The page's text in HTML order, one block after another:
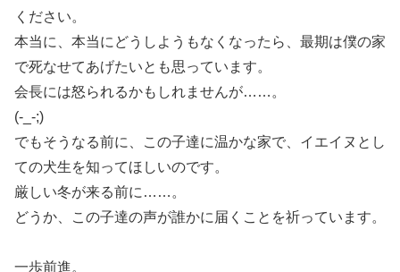
ください。
本当に、本当にどうしようもなくなったら、最期は僕の家
で死なせてあげたいとも思っています。
会長には怒られるかもしれませんが……。
(-_-;)
でもそうなる前に、この子達に温かな家で、イエイヌとし
ての犬生を知ってほしいのです。
厳しい冬が来る前に……。
どうか、この子達の声が誰かに届くことを祈っています。
一歩前進。